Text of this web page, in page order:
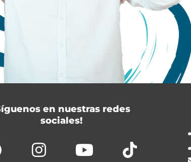
en nuestras redes
sociales!